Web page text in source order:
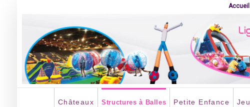
Accueil
Châteaux Structures à Balles Petite Enfance